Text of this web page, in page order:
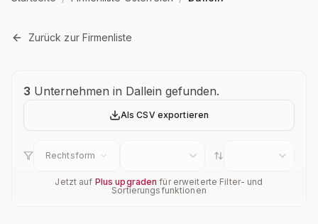
Zurück zur Firmenliste
Unternehmensübersicht
3 Unternehmen in Dallein gefunden.
Als CSV exportieren
Rechtsform
Jetzt auf Plus upgraden für erweiterte Filter- und
Sortierungsfunktionen